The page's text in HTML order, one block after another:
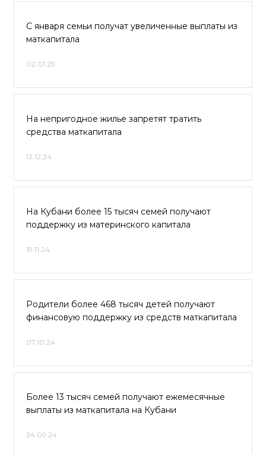
С января семьи получат увеличенные выплаты из
маткапитала
02.01.25
На непригодное жилье запретят тратить
средства маткапитала
12.12.24
На Кубани более 15 тысяч семей получают
поддержку из материнского капитала
19.11.24
Родители более 468 тысяч детей получают
финансовую поддержку из средств маткапитала
07.10.24
Более 13 тысяч семей получают ежемесячные
выплаты из маткапитала на Кубани
24.09.24